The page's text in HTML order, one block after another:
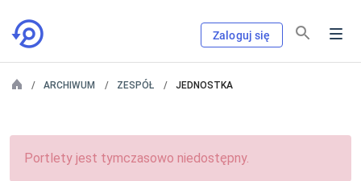
Zaloguj się
ARCHIWUM ZESPÓŁ JEDNOSTKA
Portlety jest tymczasowo niedostępny.